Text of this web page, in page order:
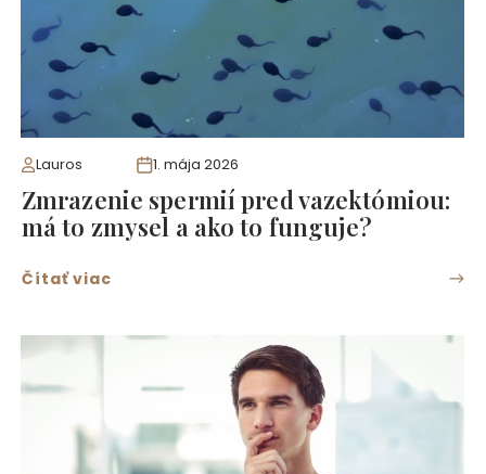
Lauros 1. mája 2026
Zmrazenie spermií pred vazektómiou:
má to zmysel a ako to funguje?
Čítať viac